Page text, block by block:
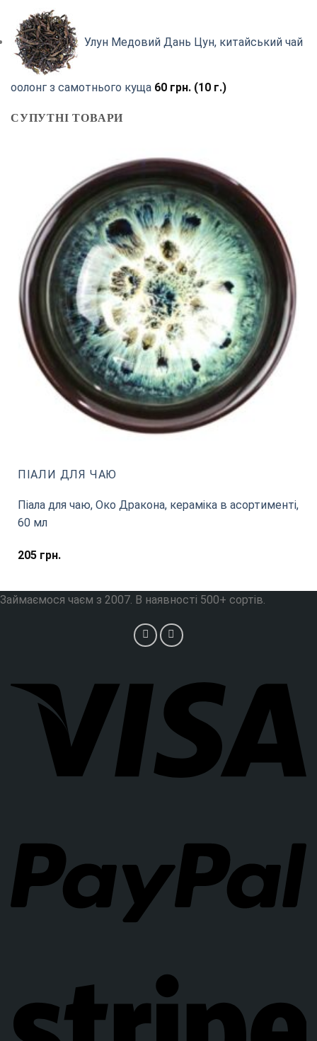
Улун Медовий Дань Цун, китайський чай
оолонг з самотнього куща 60 грн. (10 г.)
СУПУТНІ ТОВАРИ
ПІАЛИ ДЛЯ ЧАЮ
Піала для чаю, Око Дракона, кераміка в асортименті,
60 мл
205грн.
Займаємося чаєм з 2007. В наявності 500+ сортів.